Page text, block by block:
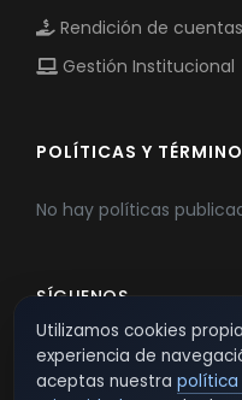
Rendición de cuentas
Gestión Institucional
POLÍTICAS Y
No hay políticas
SÍGUENOS
Utilizamos cookies
experiencia de
aceptas nuestra política